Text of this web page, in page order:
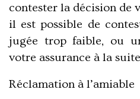
contester la décision de
il est possible de
jugée trop faible, ou
votre assurance à la
Réclamation à l’amiable